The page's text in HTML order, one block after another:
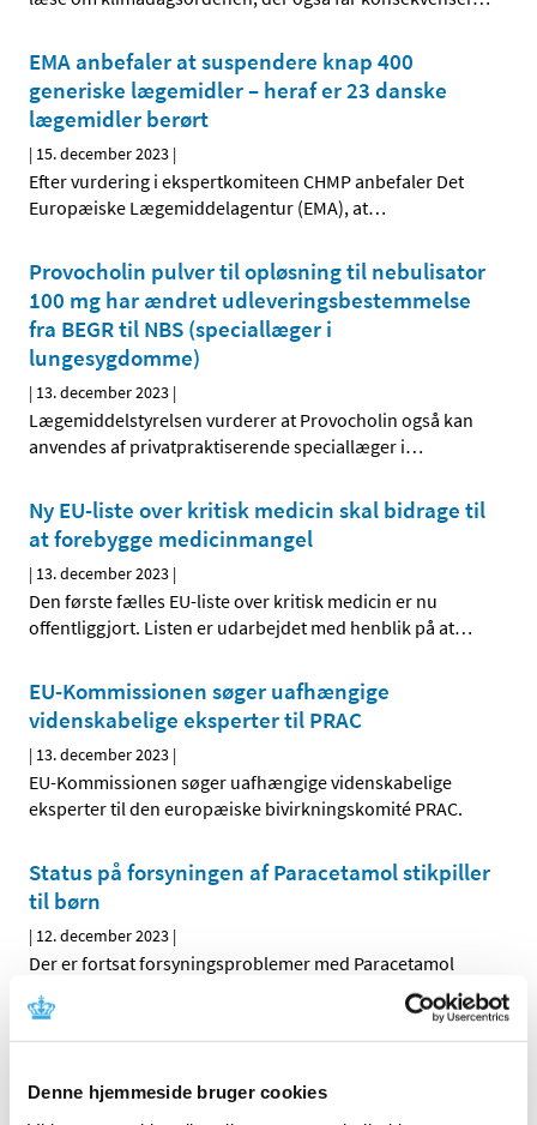
Denne hjemmeside bruger cookies
EMA anbefaler at suspendere knap 400
generiske lægemidler – heraf er 23 danske
lægemidler berørt
| 15. december 2023 |
Efter vurdering i ekspertkomiteen CHMP anbefaler Det
Europæiske Lægemiddelagentur (EMA), at…
Provocholin pulver til opløsning til nebulisator
100 mg har ændret udleveringsbestemmelse
fra BEGR til NBS (speciallæger i
lungesygdomme)
| 13. december 2023 |
Lægemiddelstyrelsen vurderer at Provocholin også kan
anvendes af privatpraktiserende speciallæger i…
Ny EU-liste over kritisk medicin skal bidrage til
at forebygge medicinmangel
| 13. december 2023 |
Den første fælles EU-liste over kritisk medicin er nu
offentliggjort. Listen er udarbejdet med henblik på at…
EU-Kommissionen søger uafhængige
videnskabelige eksperter til PRAC
| 13. december 2023 |
EU-Kommissionen søger uafhængige videnskabelige
eksperter til den europæiske bivirkningskomité PRAC.
Status på forsyningen af Paracetamol stikpiller
til børn
| 12. december 2023 |
Der er fortsat forsyningsproblemer med Paracetamol
stikpiller 125 mg til børn, og der har i pressen væ-ret…
cannabisslutprodukter og forbrug under
forsøgsordningen